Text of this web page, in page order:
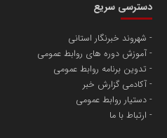
پایگاه اطلاع رسانی اعتلای
تامین آهن اسفنجی تولیدکنندگان فولاد
مسعودصادقی
دسترسی سریع
شهروند خبرنگار استانی
آموزش دوره های روابط عمومی
تدوین برنامه روابط عمومی
آکادمی گزارش خبر
دستیار روابط عمومی
ارتباط با ما